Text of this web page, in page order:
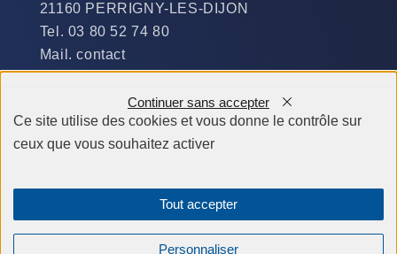
21160 PERRIGNY-LES-DIJON
Tel. 03 80 52 74 80
Mail. contact
Du Lundi au Jeudi :
​de 9 h à 12 h et de 14 h à 19 h
de 9 h à 12 h et de 14 h à 18 h
Ce site utilise des cookies et vous donne le contrôle sur
ceux que vous souhaitez activer
Tout accepter
Continuer sans accepter
Personnaliser